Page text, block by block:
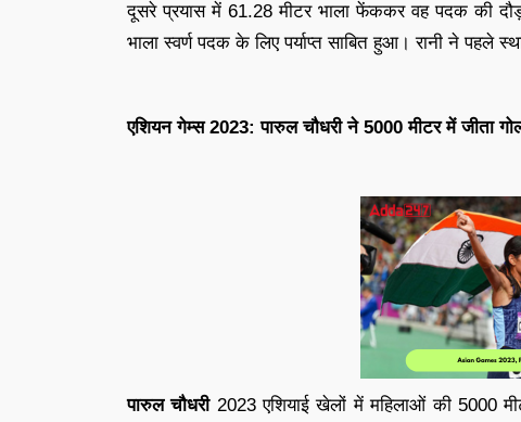
दूसरे प्रयास में 61.28 मीटर भाला फेंककर वह पदक की
भाला स्वर्ण पदक के लिए पर्याप्त साबित हुआ। रानी ने पहले
एशियन गेम्स 2023: पारुल चौधरी ने 5000 मीटर में जीता
पारुल चौधरी2023 एशियाई खेलों में महिलाओं की 5000